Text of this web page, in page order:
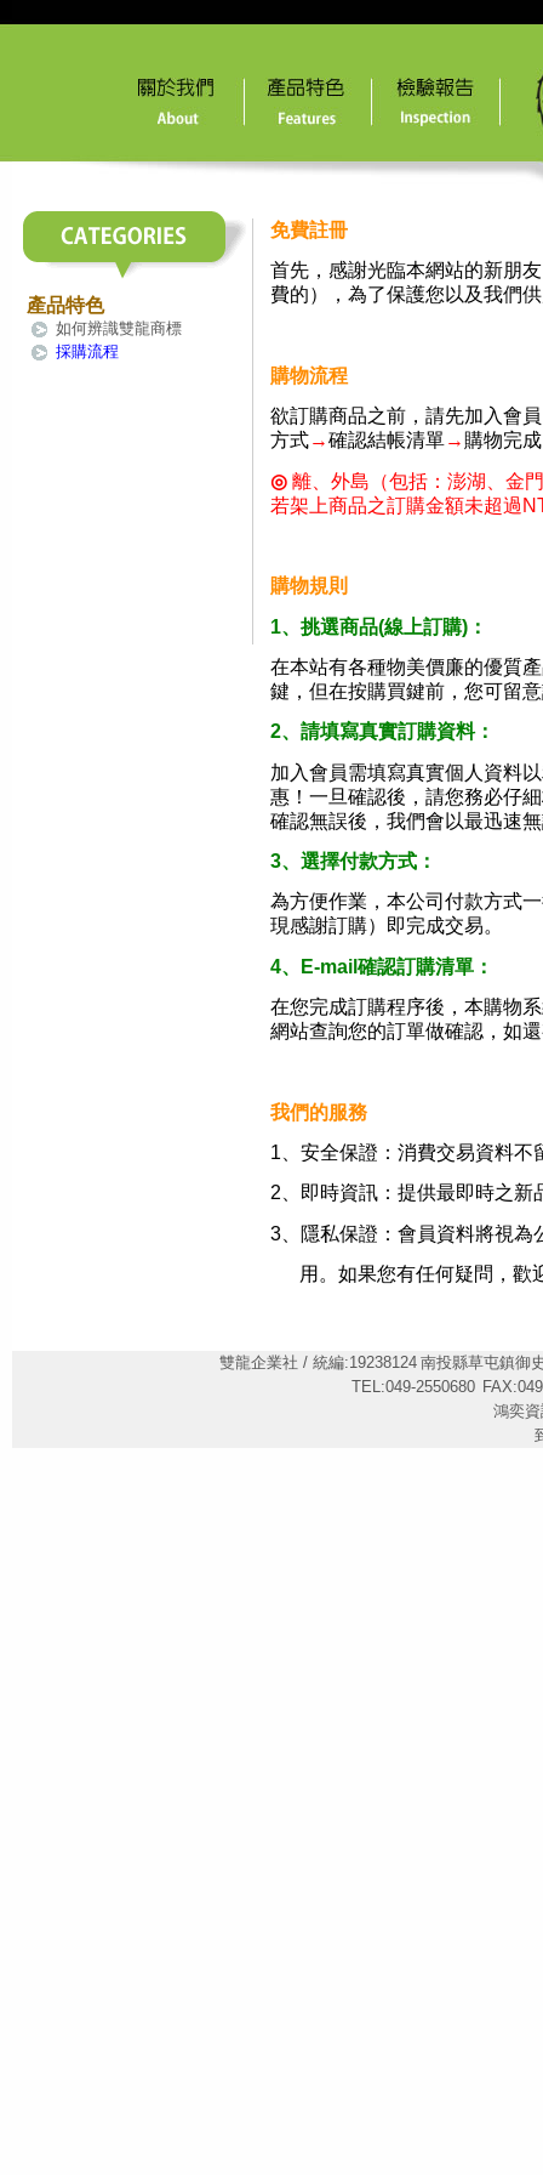
產品特色
如何辨識雙龍商標
採購流程
免費註冊
首先，感謝光臨本網站的新朋
費的），為了保護您以及我們
購物流程
欲訂購商品之前，請先加入會
方式→確認結帳清單→ 購物完
◎ 離、外島（包括：澎湖、金
若架上商品之訂購金額未超過
購物規則
1、挑選商品(線上訂購)：
在本站有各種物美價廉的優質
鍵，但在按購買鍵前，您可留
2、請填寫真實訂購資料：
加入會員需填寫真實個人資料
惠！一旦確認後，請您務必仔
確認無誤後，我們會以最迅速
3、選擇付款方式：
為方便作業，本公司付款方式
現感謝訂購）即完成交易。
4、E-mail確認訂購清單：
在您完成訂購程序後，本購物
網站查詢您的訂單做確認，如
我們的服務
1、安全保證：消費交易資料
2、即時資訊：提供最即時之
3、隱私保證：會員資料將視
用。如果您有任何疑問，歡
雙龍企業社 / 統編:19238124 南投縣草屯鎮御
TEL:049-2550680
鴻奕